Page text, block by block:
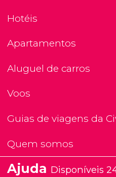
Hotéis
Apartamentos
Aluguel de carros
Voos
Guias de viagens da
Quem somos
Ajuda Disponíveis